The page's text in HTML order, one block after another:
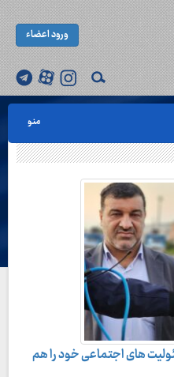
ورود اعضاء
منو
های اجتماعی خود را هم